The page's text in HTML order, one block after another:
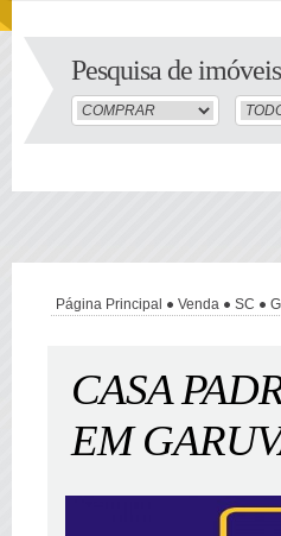
Pesquisa de imóveis
Página Principal Venda SC
CASA
EM